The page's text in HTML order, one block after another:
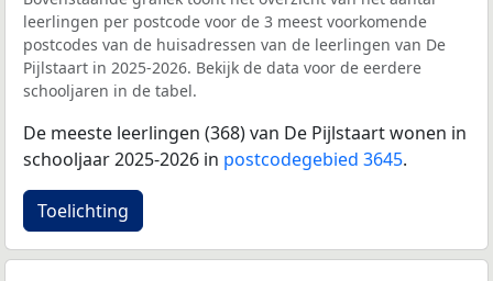
leerlingen per postcode voor de 3 meest voorkomende
postcodes van de huisadressen van de leerlingen van De
Pijlstaart in 2025-2026. Bekijk de data voor de eerdere
schooljaren in de tabel.
De meeste leerlingen (368) van De Pijlstaart wonen in
schooljaar 2025-2026 in postcodegebied 3645.
Toelichting